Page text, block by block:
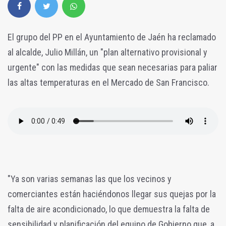
El grupo del PP en el Ayuntamiento de Jaén ha reclamado
al alcalde, Julio Millán, un "plan alternativo provisional y
urgente" con las medidas que sean necesarias para paliar
las altas temperaturas en el Mercado de San Francisco.
"Ya son varias semanas las que los vecinos y
comerciantes están haciéndonos llegar sus quejas por la
falta de aire acondicionado, lo que demuestra la falta de